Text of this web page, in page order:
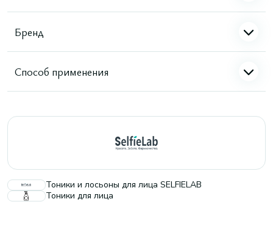
Бренд
Способ применения
Тоники и лосьоны для лица SELFIELAB
Тоники для лица